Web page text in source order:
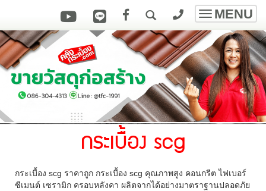
Toggle
MENU
กระเบื้อง scg
กระเบื้อง scg ราคาถูก กระเบื้อง scg คุณภาพสูง คอนกรีต ไฟเบอร์
ซีเมนต์ เซรามิก ครอบหลังคา ผลิตจากได้อย่างมาตราฐานปลอดภัย